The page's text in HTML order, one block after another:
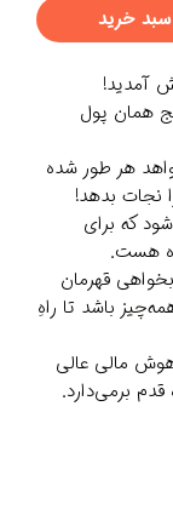
خرید
آمدید!
همان پول
هر طور شده
نجات بدهد!
که برای
هست.
قهرمان
باشد تا راهِ
مالی عالی
برمی‌دارد.